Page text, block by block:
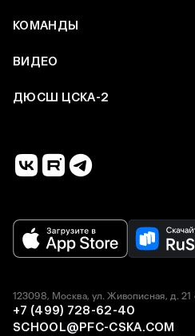
КОМАНДЫ
ВИДЕО
ДЮСШ ЦСКА-2
123098, Москва, ул. Живописная, д. 21
+7 (499) 728-62-40
SCHOOL@PFC-CSKA.COM